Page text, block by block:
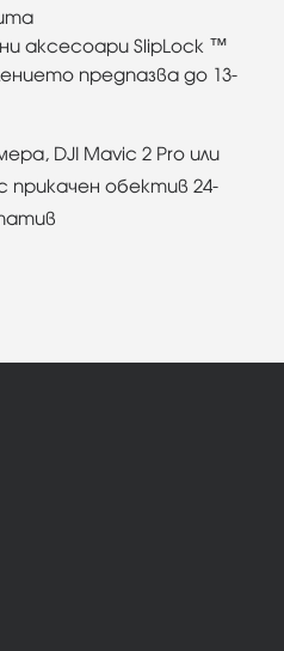
аксесоари SlipLock ™
предпазва до 13-
DJI Mavic 2 Pro или
с прикачен обектив 24-